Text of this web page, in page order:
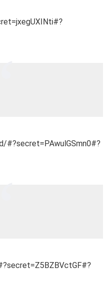
#?secret=PAwulGSmn0#?